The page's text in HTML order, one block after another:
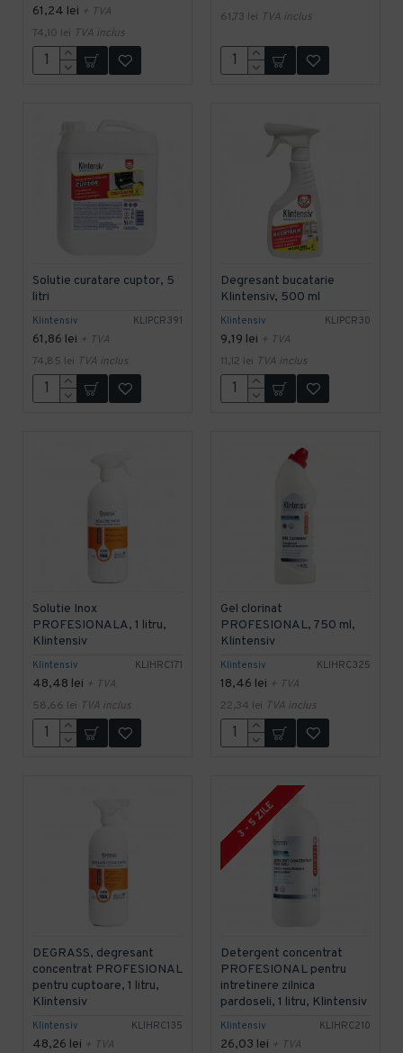
61,24 lei + TVA
74,10 lei TVA inclus
61,73 lei TVA inclus
Klintensiv KLIPCR391
Solutie curatare cuptor, 5
litri
61,86 lei + TVA
74,85 lei TVA inclus
Klintensiv KLIPCR30
Degresant bucatarie
Klintensiv, 500 ml
9,19 lei + TVA
11,12 lei TVA inclus
Klintensiv KLIHRC171
Solutie Inox
PROFESIONALA, 1 litru,
Klintensiv
48,48 lei + TVA
58,66 lei TVA inclus
Klintensiv KLIHRC325
Gel clorinat
PROFESIONAL, 750 ml,
Klintensiv
18,46 lei + TVA
22,34 lei TVA inclus
Klintensiv KLIHRC135
DEGRASS, degresant
concentrat PROFESIONAL
pentru cuptoare, 1 litru,
Klintensiv
48,26 lei + TVA
3 - 5 ZILE
Klintensiv KLIHRC210
Detergent concentrat
PROFESIONAL pentru
intretinere zilnica
pardoseli, 1 litru, Klintensiv
26,03 lei + TVA